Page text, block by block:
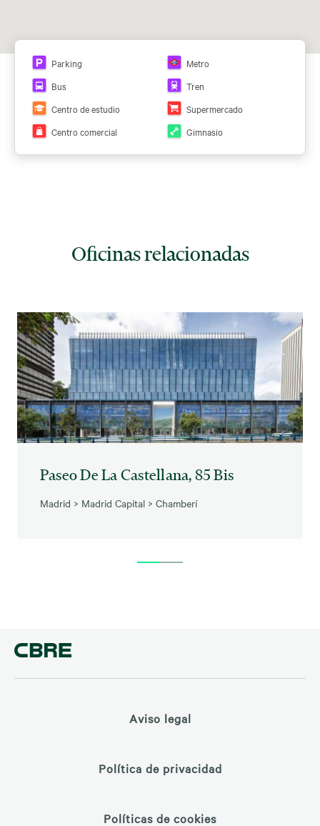
Parking
Metro
Bus
Tren
Centro de estudio
Supermercado
Centro comercial
Gimnasio
Oficinas relacionadas
Paseo De La Castellana, 85 Bis
Madrid > Madrid Capital > Chamberí
Aviso legal
Política de privacidad
Políticas de cookies